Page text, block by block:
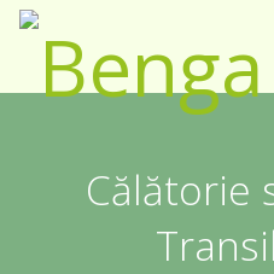
Călătorie